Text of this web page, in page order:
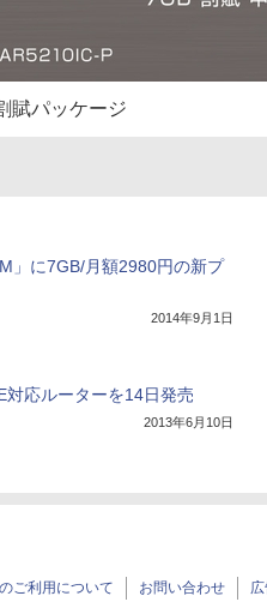
賦パッケージ
」に7GB/月額2980円の新プ
2014年9月1日
対応ルーターを14日発売
2013年6月10日
ご利用について お問い合わせ